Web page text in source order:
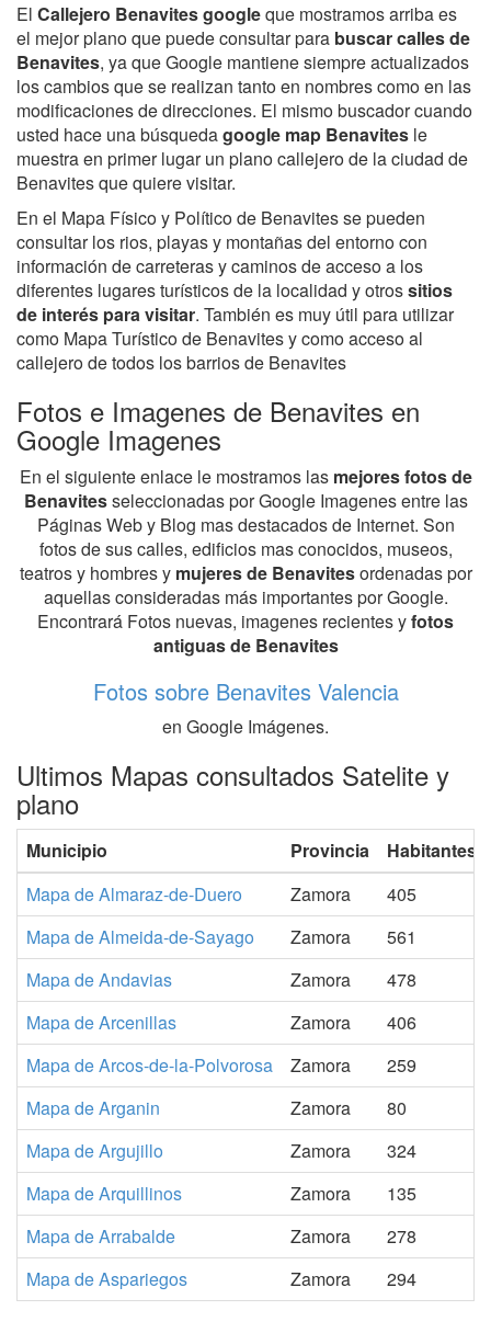
El Callejero Benavites googleque mostramos arriba es
el mejor plano que puede consultar para buscar calles de
Benavites, ya que Google mantiene siempre actualizados
los cambios que se realizan tanto en nombres como en las
modificaciones de direcciones. El mismo buscador cuando
usted hace una búsquedagoogle map Benavites le
muestra en primer lugar un plano callejero de la ciudad de
Benavites que quiere visitar.
En el Mapa Físico y Político de Benavites se pueden
consultar los rios, playas y montañas del entorno con
información de carreteras y caminos de acceso a los
diferentes lugares turísticos de la localidad y otrossitios
de interés para visitar. También es muy útil para utilizar
como Mapa Turístico de Benavites y como acceso al
callejero de todos los barrios de Benavites
Fotos e Imagenes de Benavites en
Google Imagenes
En el siguiente enlace le mostramos las mejores fotos de
Benavitesseleccionadas por Google Imagenes entre las
Páginas Web y Blog mas destacados de Internet. Son
fotos de sus calles, edificios mas conocidos, museos,
teatros y hombres y mujeres de Benavitesordenadas por
aquellas consideradas más importantes por Google.
Encontrará Fotos nuevas, imagenes recientes yfotos
antiguas de Benavites
Fotos sobre Benavites Valencia
en Google Imágenes.
Ultimos Mapas consultados Satelite y
plano
Municipio Provincia
Habitantes
Mapa de Almaraz-de-Duero
Zamora
405
Mapa de Almeida-de-Sayago
Zamora
561
Mapa de Andavias
Zamora
478
Mapa de Arcenillas
Zamora
406
Mapa de Arcos-de-la-Polvorosa
Zamora
259
Mapa de Arganin
Zamora
80
Mapa de Argujillo
Zamora
324
Mapa de Arquillinos
Zamora
135
Mapa de Arrabalde
Zamora
278
Mapa de Aspariegos
Zamora 294